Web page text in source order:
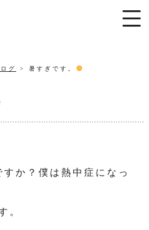
グ 暑すぎです。
か？僕は熱中症になっ
。